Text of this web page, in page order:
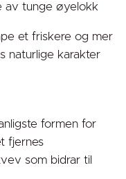
av tunge øyelokk
et friskere og mer
naturlige karakter
formen for
fjernes
som bidrar til